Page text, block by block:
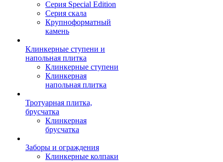
Серия Special Edition
Серия скала
Крупноформатный
камень
Клинкерные ступени и
напольная плитка
Клинкерные ступени
Клинкерная
напольная плитка
Тротуарная плитка,
брусчатка
Клинкерная
брусчатка
Заборы и ограждения
Клинкерные колпаки